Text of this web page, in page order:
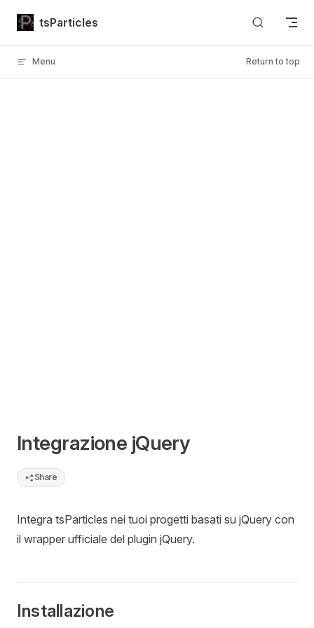
Skip to content
tsParticles
Menu Return to top
Integrazione jQuery
Share
Integra tsParticles nei tuoi progetti basati su jQuery con
il wrapper ufficiale del plugin jQuery.
Installazione